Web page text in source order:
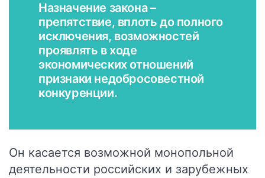
Назначение закона –
препятствие, вплоть до полного
исключения, возможностей
проявлять в ходе
экономических отношений
признаки недобросовестной
конкуренции.
Он касается возможной монопольной
деятельности российских и зарубежных